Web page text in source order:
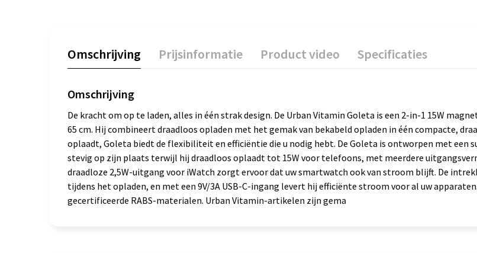
Omschrijving Prijsinformatie Product video Specificaties
Omschrijving
De kracht om op te laden, alles in één strak design. De Urban Vitamin Goleta is een 2-in-1 15W
65 cm. Hij combineert draadloos opladen met het gemak van bekabeld opladen in één compacte,
oplaadt, Goleta biedt de flexibiliteit en efficiëntie die u nodig hebt. De Goleta is ontworpen met een
stevig op zijn plaats terwijl hij draadloos oplaadt tot 15W voor telefoons, met meerdere
draadloze 2,5W-uitgang voor iWatch zorgt ervoor dat uw smartwatch ook van stroom blijft. De
tijdens het opladen, en met een 9V/3A USB-C-ingang levert hij efficiënte stroom voor al uw
gecertificeerde RABS-materialen. Urban Vitamin-artikelen zijn gema